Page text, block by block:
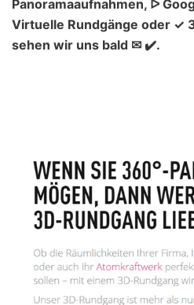
Panoramaaufnahmen, ᐅ
Virtuelle Rundgänge oder ✓
sehen wir uns bald ✉ ✔️.